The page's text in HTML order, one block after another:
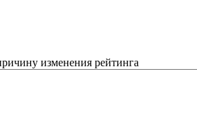
изменения рейтинга